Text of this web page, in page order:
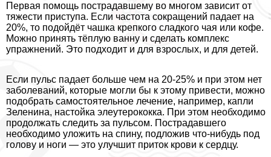
Первая помощь пострадавшему во многом зависит от
тяжести приступа. Если частота сокращений падает на
20%, то подойдёт чашка крепкого сладкого чая или кофе.
Можно принять тёплую ванну и сделать комплекс
упражнений. Это подходит и для взрослых, и для детей.
Если пульс падает больше чем на 20-25% и при этом нет
заболеваний, которые могли бы к этому привести, можно
подобрать самостоятельное лечение, например, капли
Зеленина, настойка элеутерококка. При этом необходимо
продолжать следить за пульсом. Пострадавшего
необходимо уложить на спину, подложив что-нибудь под
голову и ноги — это улучшит приток крови к сердцу.